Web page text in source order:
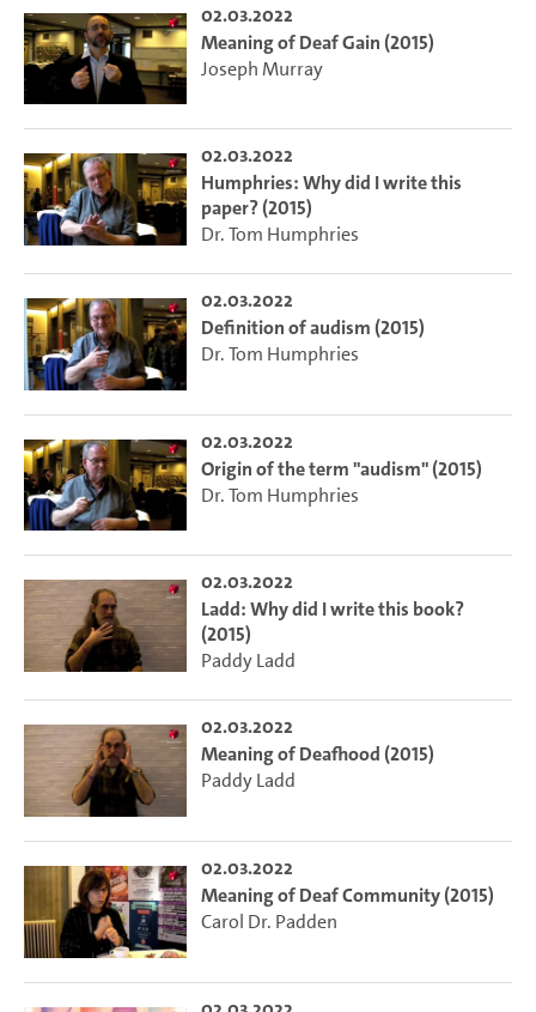
02.03.2022
Meaning of Deaf Gain (2015)
Joseph Murray
02.03.2022
Humphries: Why did I write this
paper? (2015)
Dr. Tom Humphries
02.03.2022
Definition of audism (2015)
Dr. Tom Humphries
02.03.2022
Origin of the term "audism" (2015)
Dr. Tom Humphries
02.03.2022
Ladd: Why did I write this book?
(2015)
Paddy Ladd
02.03.2022
Meaning of Deafhood (2015)
Paddy Ladd
02.03.2022
Meaning of Deaf Community (2015)
Carol Dr. Padden